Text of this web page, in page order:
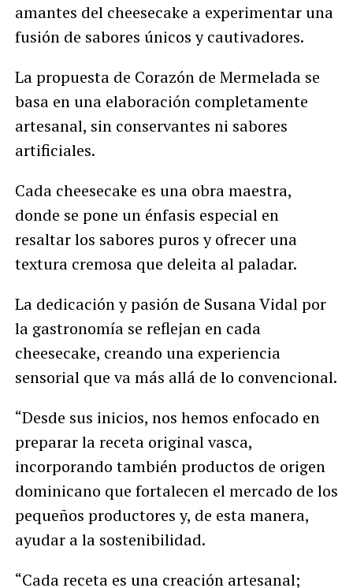
amantes del cheesecake a experimentar una
fusión de sabores únicos y cautivadores.
La propuesta de Corazón de Mermelada se
basa en una elaboración completamente
artesanal, sin conservantes ni sabores
artificiales.
Cada cheesecake es una obra maestra,
donde se pone un énfasis especial en
resaltar los sabores puros y ofrecer una
textura cremosa que deleita al paladar.
La dedicación y pasión de Susana Vidal por
la gastronomía se reflejan en cada
cheesecake, creando una experiencia
sensorial que va más allá de lo convencional.
“Desde sus inicios, nos hemos enfocado en
preparar la receta original vasca,
incorporando también productos de origen
dominicano que fortalecen el mercado de los
pequeños productores y, de esta manera,
ayudar a la sostenibilidad.
“Cada receta es una creación artesanal;